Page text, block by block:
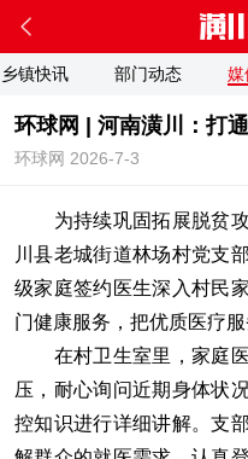
乡镇快讯 部门动态 媒
环球网 | 河南潢川：打
环球网 2026-7-3
为持续巩固拓展脱贫攻
川县老城街道林场村党支
级家庭签约医生深入村民
门健康服务，把优质医疗服
在村卫生室里，家庭医
压，耐心询问近期身体状
控知识进行详细讲解。支